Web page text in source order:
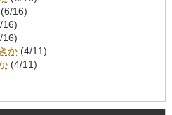
(6/16)
か(4/11)
(4/11)